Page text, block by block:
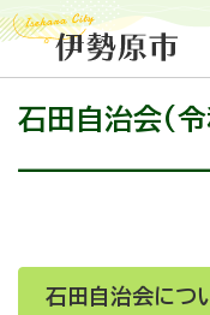
石田自治会(
石田自治会につ